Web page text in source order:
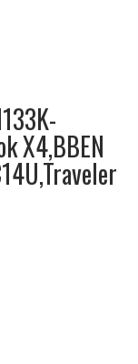
X4,BBEN